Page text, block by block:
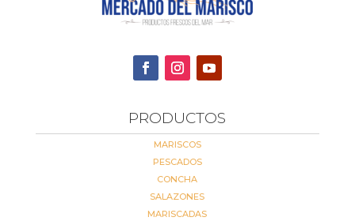
PRODUCTOS
MARISCOS
PESCADOS
CONCHA
SALAZONES
MARISCADAS